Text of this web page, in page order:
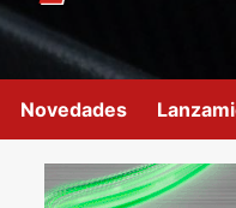
Novedades